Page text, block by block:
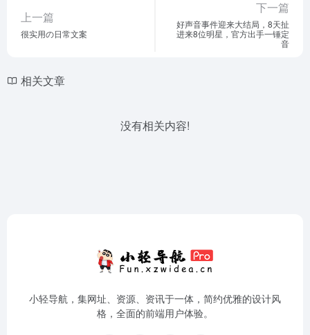
上一篇
很实用の日常文案
下一篇
好声音事件迎来大结局，8天扯
进来8位明星，官方出手一锤定
音
相关文章
没有相关内容!
小轻导航，集网址、资源、资讯于一体，简约优雅的设计风
格，全面的前端用户体验。